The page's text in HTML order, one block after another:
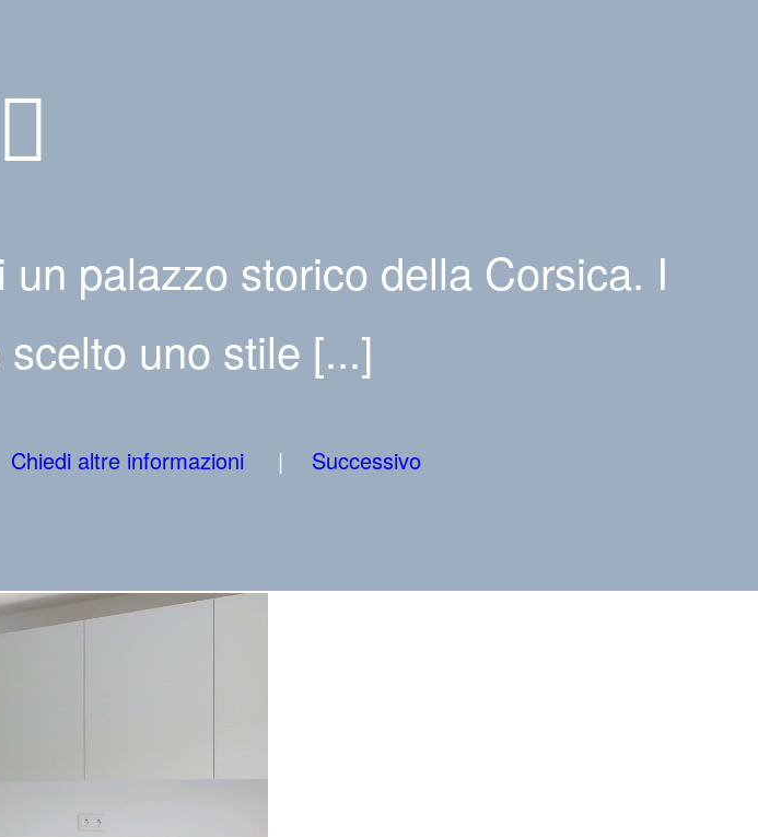
palazzo storico della Corsica. I
uno stile [...]
Chiedi altre informazioni Successivo